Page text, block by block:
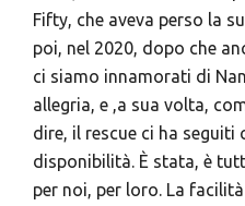
Fifty, che aveva perso la
poi, nel 2020, dopo che
ci siamo innamorati di
allegria, e ,a sua volta,
dire, il rescue ci ha seguiti
disponibilità. È stata, è
per noi, per loro. La